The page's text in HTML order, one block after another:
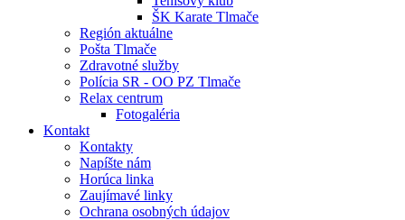
ŠK Karate Tlmače
Región aktuálne
Pošta Tlmače
Zdravotné služby
Polícia SR - OO PZ Tlmače
Relax centrum
Fotogaléria
Kontakt
Kontakty
Napíšte nám
Horúca linka
Zaujímavé linky
Ochrana osobných údajov